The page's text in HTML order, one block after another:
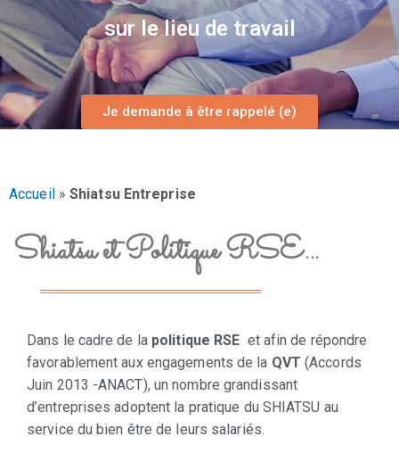
sur le lieu de travail
Je demande à être rappelé (e)
Accueil»Shiatsu Entreprise
Shiatsu et Politique RSE...
Dans le cadre de la politique RSE et afin de répondre
favorablement aux engagements de la QVT (Accords
Juin 2013 -ANACT), un nombre grandissant
d’entreprises adoptent la pratique du SHIATSU au
service du bien être de leurs salariés.